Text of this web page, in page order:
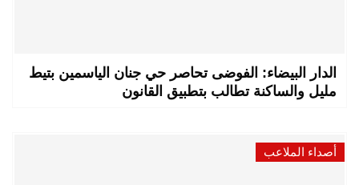
الدار البيضاء: الفوضى تحاصر حي جنان الياسمين بتيط
مليل والساكنة تطالب بتطبيق القانون
أصداء الملاعب